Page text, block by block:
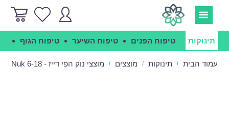
תינוקות טיפוח הפנים טיפוח השיער טיפוח הגוף
עמוד הבית / תינוקות / מוצצים / מוצצי נוק הפי דייז - Nuk 6-18